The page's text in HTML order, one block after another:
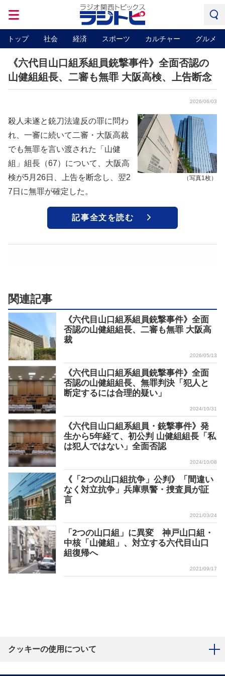
トップ 社会 経済 スポーツ カルチャー グルメ
《六代目山口組系組員銃撃事件》全面否認の
山健組組長、二審も無罪 大阪高検、上告断念
2026/06/03
（写真1枚）
殺人未遂と銃刀法違反の罪に問わ
れ、一審に続いて二審・大阪高裁
でも無罪を言い渡された「山健
組」組長（67）について、大阪高
検が5月26日、上告を断念し、翌2
7日に無罪が確定した。
記事全文を読む
関連記事
《六代目山口組系組員銃撃事件》全面
否認の山健組組長、二審も無罪 大阪高
裁
2026/05/13
《六代目山口組系組員銃撃事件》全面
否認の山健組組長、無罪判決「犯人と
断定するには合理的疑い」
2024/10/31
《六代目山口組系組員・銃撃事件》発
生から5年経て、初公判 山健組組長「私
は犯人ではない」全面否認
2024/10/08
《「2つの山口組抗争」公判》「間違い
なく対立抗争」兵庫県警・捜査員が証
言
2021/03/24
「2つの山口組」に異変 神戸山口組・
中核「山健組」、対立する六代目山口
組復帰へ
2021/09/17
クッキーの使用について